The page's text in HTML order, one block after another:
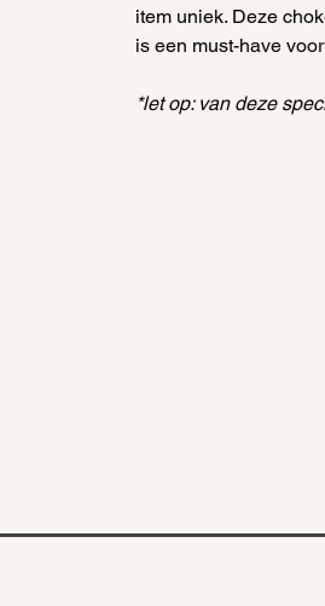
item uniek. Deze
is een must-have
*let op: van deze